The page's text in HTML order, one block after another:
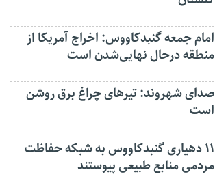
امام جمعه گنبدکاووس: اخراج آمریکا از
منطقه درحال نهایی‌شدن است
صدای شهروند: تیرهای چراغ برق روشن
است
۱۱ دهیاری گنبدکاووس به شبکه حفاظت
مردمی منابع طبیعی پیوستند